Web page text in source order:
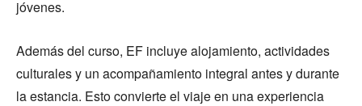
jóvenes.
Además del curso, EF incluye alojamiento, actividades
culturales y un acompañamiento integral antes y durante
la estancia. Esto convierte el viaje en una experiencia